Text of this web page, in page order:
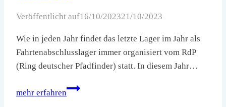
Veröffentlicht auf16/10/202321/10/2023
Wie in jeden Jahr findet das letzte Lager im Jahr als
Fahrtenabschlusslager immer organisiert vom RdP
(Ring deutscher Pfadfinder) statt. In diesem Jahr…
mehr erfahren
Fabla